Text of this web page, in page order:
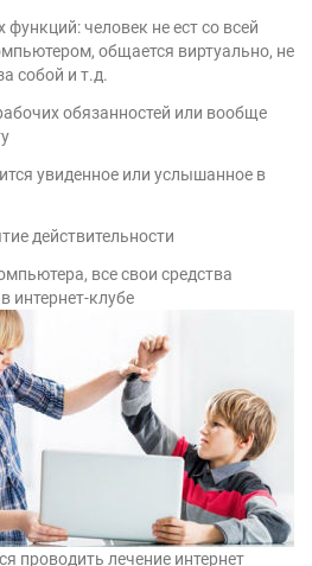
человек не ест со всей
общается виртуально, не
собой и т.д.
обязанностей или вообще
увиденное или услышанное в
действительности
все свои средства
интернет-клубе
проводить лечение интернет